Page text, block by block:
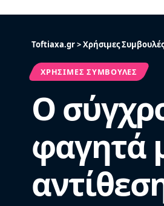
Toftiaxa.gr>Χρήσιμες Συμβουλές
ΧΡΉΣΙΜΕΣ ΣΥΜΒΟΥΛΈΣ
Ο
φαγητά